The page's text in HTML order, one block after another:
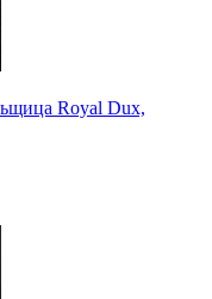
Royal Dux,